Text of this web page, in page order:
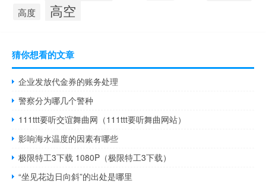
高度 高空
猜你想看的文章
企业发放代金券的账务处理
警察分为哪几个警种
111ttt要听交谊舞曲网（111ttt要听舞曲网站）
影响海水温度的因素有哪些
极限特工3下载 1080P（极限特工3下载）
“坐见花边日向斜”的出处是哪里